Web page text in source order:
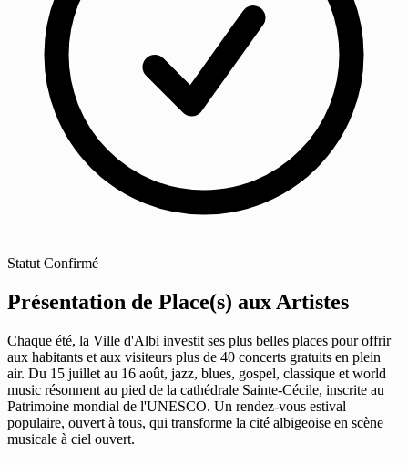
Statut Confirmé
Présentation de Place(s) aux Artistes
Chaque été, la Ville d'Albi investit ses plus belles places pour offrir
aux habitants et aux visiteurs plus de 40 concerts gratuits en plein
air. Du 15 juillet au 16 août, jazz, blues, gospel, classique et world
music résonnent au pied de la cathédrale Sainte-Cécile, inscrite au
Patrimoine mondial de l'UNESCO. Un rendez-vous estival
populaire, ouvert à tous, qui transforme la cité albigeoise en scène
musicale à ciel ouvert.